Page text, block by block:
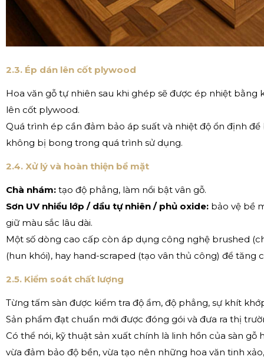
2.3. Ép dán lên cốt plywood
Hoa văn gỗ tự nhiên sau khi ghép sẽ được ép nhiệt bằng
lên cốt plywood.
Quá trình ép cần đảm bảo áp suất và nhiệt độ ổn định
không bị bong trong quá trình sử dụng.
2.4. Xử lý và hoàn thiện bề mặt
Chà nhám: tạo độ phẳng, làm nổi bật vân gỗ.
Sơn UV nhiều lớp / dầu tự nhiên / phủ oxide: bảo vệ bề
giữ màu sắc lâu dài.
Một số dòng cao cấp còn áp dụng công nghệ brushed
(hun khói), hay hand-scraped (tạo vân thủ công) để tăng
2.5. Kiểm soát chất lượng
Từng tấm sàn được kiểm tra độ ẩm, độ phẳng, sự khít
Sản phẩm đạt chuẩn mới được đóng gói và đưa ra thị
Có thể nói, kỹ thuật sản xuất chính là linh hồn của sàn gỗ
vừa đảm bảo độ bền, vừa tạo nên những hoa văn tinh